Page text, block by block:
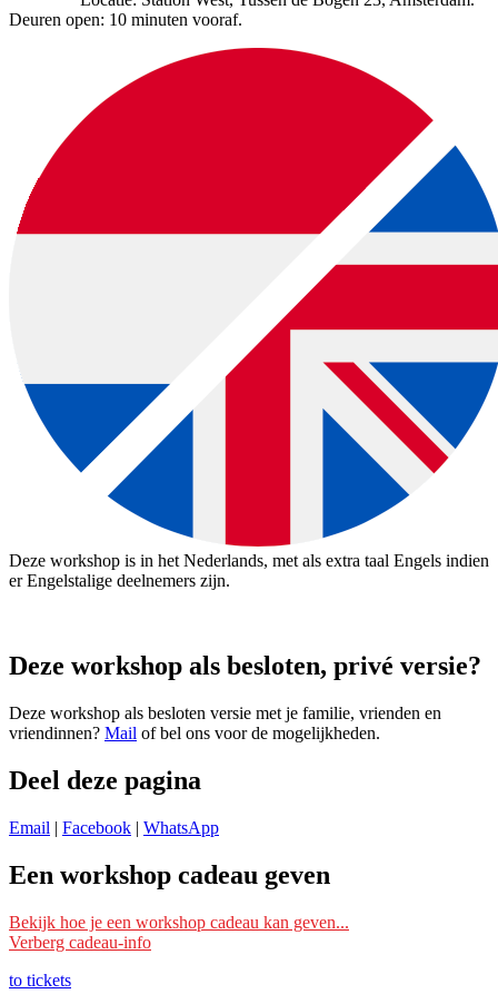
Deuren open: 10 minuten vooraf.
Deze workshop is in het Nederlands, met als extra taal Engels indien
er Engelstalige deelnemers zijn.
Deze workshop als besloten, privé versie?
Deze workshop als besloten versie met je familie, vrienden en
vriendinnen? Mail of bel ons voor de mogelijkheden.
Deel deze pagina
Email | Facebook | WhatsApp
Een workshop cadeau geven
Ik wil deze workshop als cadeau geven
en vermeld bij ‘Opmerking’ voor wie het is. Wij reserveren dan een
Bekijk hoe je een workshop cadeau kan geven...
Verberg cadeau-info
to tickets